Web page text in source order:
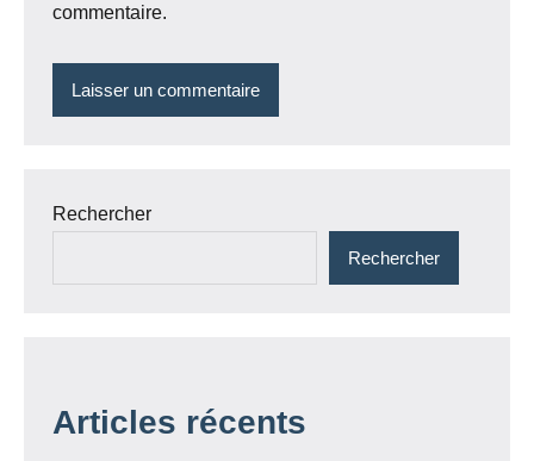
commentaire.
Rechercher
Rechercher
Articles récents